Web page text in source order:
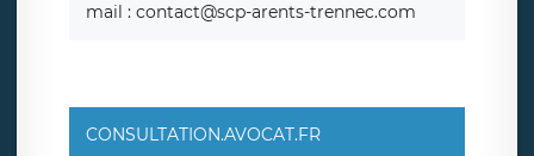
mail : contact@scp-arents-trennec.com
CONSULTATION.AVOCAT.FR